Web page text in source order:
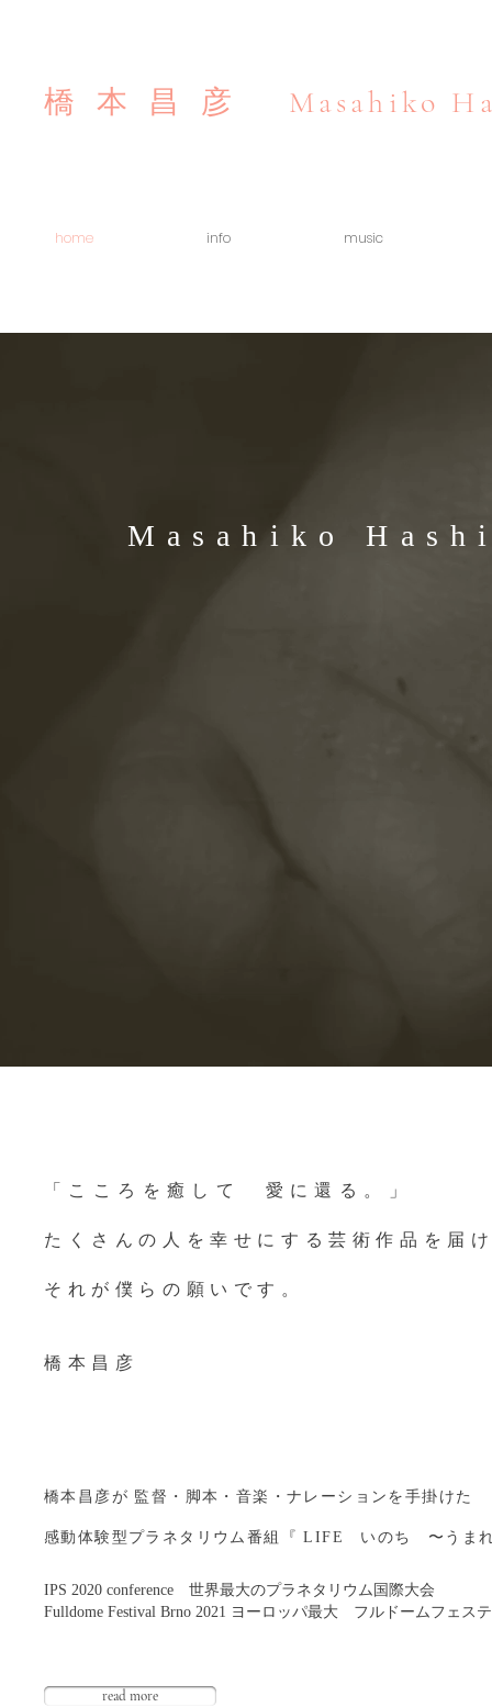
橋本昌彦 Masahiko
home info music
​Masahiko
​「こころを癒して 愛に還る。」
たくさんの人を幸せにする芸術作品を届
それが僕らの願いです。
橋本昌彦
橋本昌彦が 監督・脚本・音楽・ナレーションを手掛けた
感動体験型プラネタリウム番組『 LIFE いのち 〜うま
IPS 2020 conference 世界最大の​プラネタリウム国際大会
Fulldome Festival Brno 2021 ヨーロッパ最大 フルドームフェス
read more